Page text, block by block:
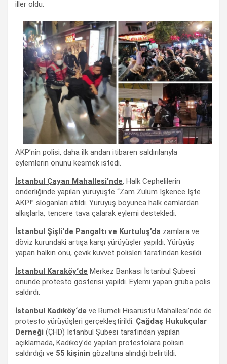
iller oldu.
AKP’nin polisi, daha ilk andan itibaren saldırılarıyla
eylemlerin önünü kesmek istedi.
İstanbul Çayan Mahallesi’nde, Halk Cephelilerin
önderliğinde yapılan yürüyüşte “Zam Zulüm İşkence İşte
AKP!” sloganları atıldı. Yürüyüş boyunca halk camlardan
alkışlarla, tencere tava çalarak eylemi destekledi.
İstanbul Şişli‘de Pangaltı ve Kurtuluş’da zamlara ve
döviz kurundaki artışa karşı yürüyüşler yapıldı. Yürüyüş
yapan halkın önü, çevik kuvvet polisleri tarafından kesildi.
İstanbul Karaköy‘de Merkez Bankası İstanbul Şubesi
önünde protesto gösterisi yapıldı. Eylemi yapan gruba polis
saldırdı.
İstanbul Kadıköy‘de ve Rumeli Hisarüstü Mahallesi’nde de
protesto yürüyüşleri gerçekleştirildi. Çağdaş Hukukçular
Derneği (ÇHD) İstanbul Şubesi tarafından yapılan
açıklamada, Kadıköy’de yapılan protestolara polisin
saldırdığı ve 55 kişinin gözaltına alındığı belirtildi.